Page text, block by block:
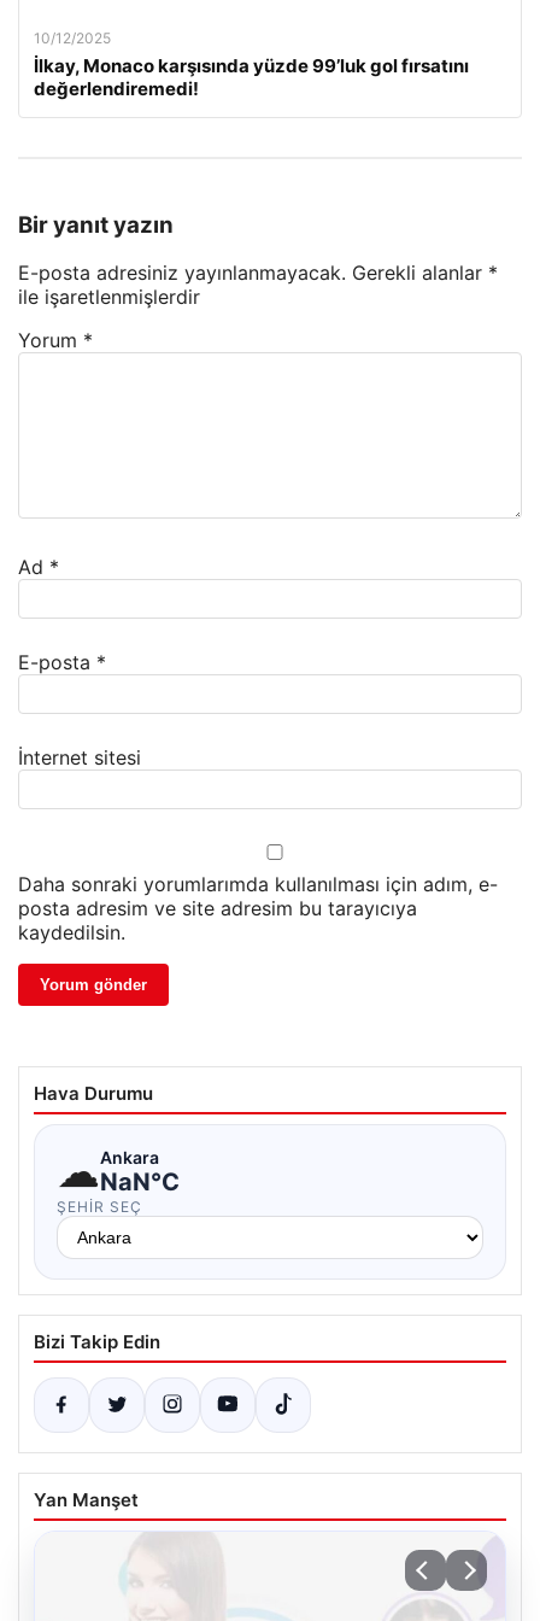
10/12/2025
İlkay, Monaco karşısında yüzde 99’luk gol fırsatını
değerlendiremedi!
Bir yanıt yazın
E-posta adresiniz yayınlanmayacak. Gerekli alanlar *
ile işaretlenmişlerdir
Yorum *
Ad *
E-posta *
İnternet sitesi
Daha sonraki yorumlarımda kullanılması için adım, e-
posta adresim ve site adresim bu tarayıcıya
kaydedilsin.
Hava Durumu
☁Ankara
NaN°C
ŞEHIR SEÇ
Bizi Takip Edin
Yan Manşet